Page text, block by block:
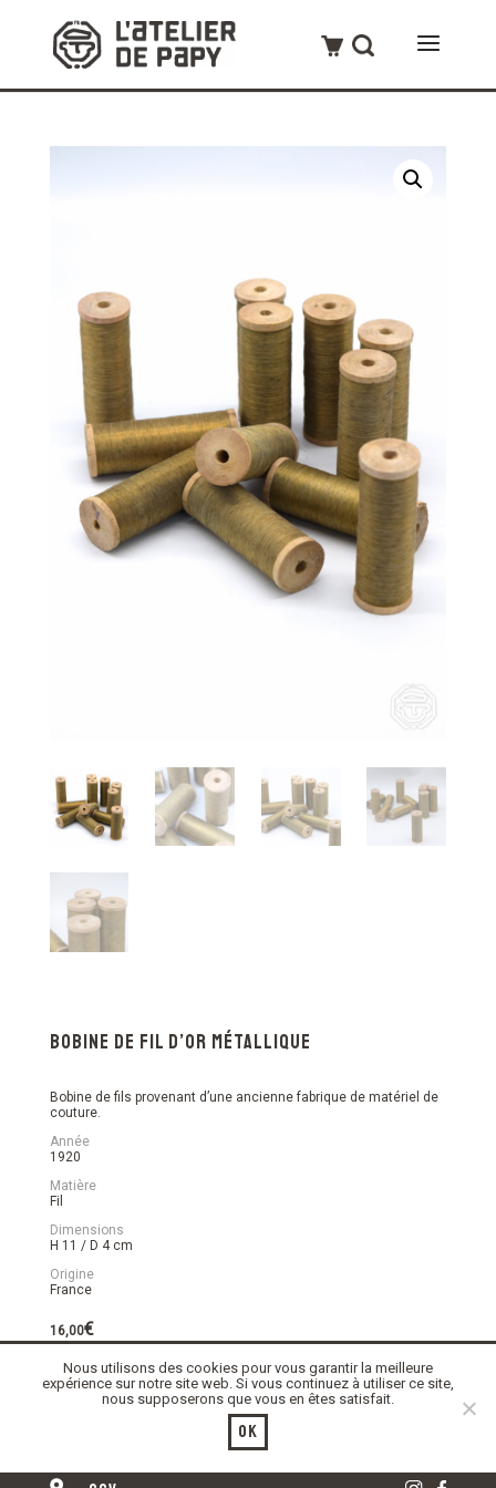
Bobine de fil d’or métallique
Bobine de fils provenant d’une ancienne fabrique de matériel de
couture.
Année
1920
Matière
Fil
Dimensions
H 11 / D 4 cm
Origine
France
16,00€
En stock
fil
Ajouter au panier
Nous utilisons des cookies pour vous garantir la meilleure
expérience sur notre site web. Si vous continuez à utiliser ce site,
nous supposerons que vous en êtes satisfait.
Ok